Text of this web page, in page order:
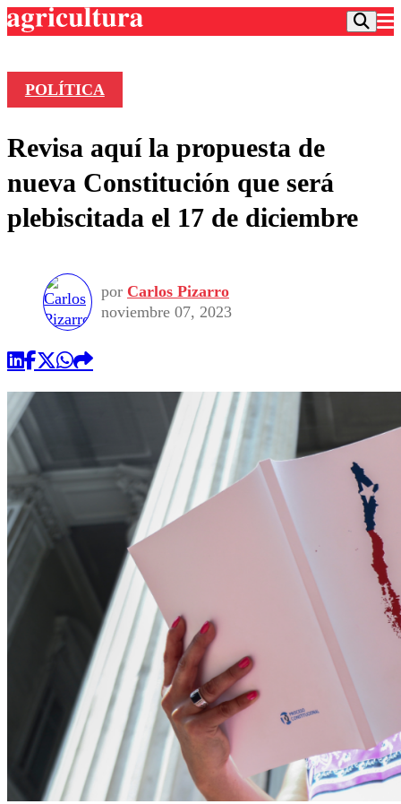
Frecuencias
Agricultura TV
Deportes
Colo Colo
Seleccion Chilena
Torneo Internacional
Entretención
Economía
Internacional
Publicaciones en medios
Opinión
POLÍTICA
Revisa aquí la propuesta de
nueva Constitución que será
plebiscitada el 17 de diciembre
por Carlos Pizarro
noviembre 07, 2023